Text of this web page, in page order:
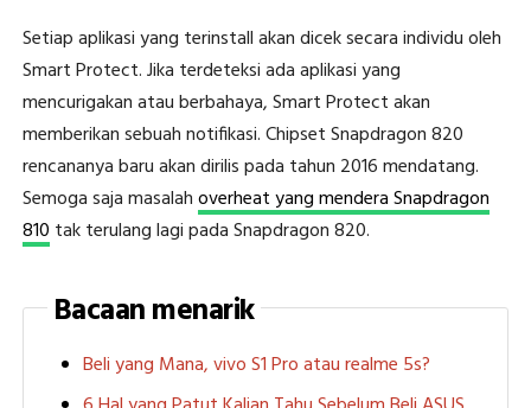
Setiap aplikasi yang terinstall akan dicek secara individu oleh
Smart Protect. Jika terdeteksi ada aplikasi yang
mencurigakan atau berbahaya, Smart Protect akan
memberikan sebuah notifikasi. Chipset Snapdragon 820
rencananya baru akan dirilis pada tahun 2016 mendatang.
Semoga saja masalahoverheat yang mendera Snapdragon
810 tak terulang lagi pada Snapdragon 820.
Bacaan menarik
Beli yang Mana, vivo S1 Pro atau realme 5s?